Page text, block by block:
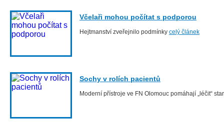
Včelaři mohou počítat s podporou
Hejtmanství zveřejnilo podmínky celý článek
Sochy v rolích pacientů
Moderní přístroje ve FN Olomouc pomáhají „léčit“